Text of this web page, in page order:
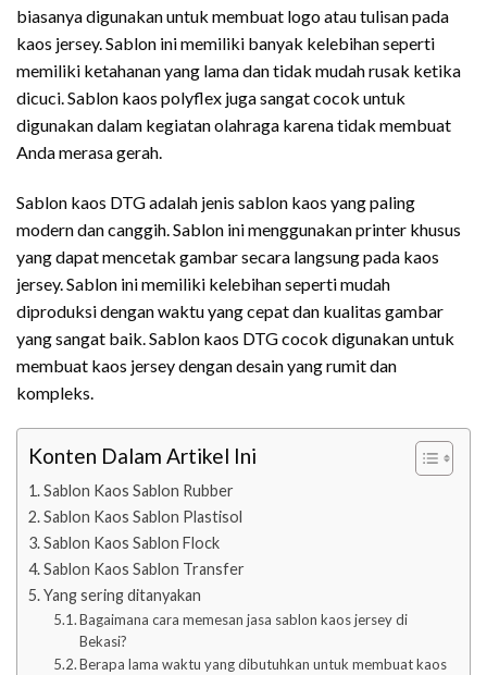
biasanya digunakan untuk membuat logo atau tulisan pada
kaos jersey. Sablon ini memiliki banyak kelebihan seperti
memiliki ketahanan yang lama dan tidak mudah rusak ketika
dicuci. Sablon kaos polyflex juga sangat cocok untuk
digunakan dalam kegiatan olahraga karena tidak membuat
Anda merasa gerah.
Sablon kaos DTG adalah jenis sablon kaos yang paling
modern dan canggih. Sablon ini menggunakan printer khusus
yang dapat mencetak gambar secara langsung pada kaos
jersey. Sablon ini memiliki kelebihan seperti mudah
diproduksi dengan waktu yang cepat dan kualitas gambar
yang sangat baik. Sablon kaos DTG cocok digunakan untuk
membuat kaos jersey dengan desain yang rumit dan
kompleks.
Konten Dalam Artikel Ini
Sablon Kaos Sablon Rubber
Sablon Kaos Sablon Plastisol
Sablon Kaos Sablon Flock
Sablon Kaos Sablon Transfer
Yang sering ditanyakan
Bagaimana cara memesan jasa sablon kaos jersey di
Bekasi?
Berapa lama waktu yang dibutuhkan untuk membuat kaos